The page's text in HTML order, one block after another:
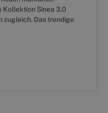
Kollektion Sinea 3.0
zugleich. Das trendige